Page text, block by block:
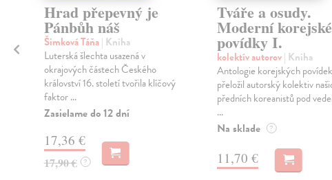
Hrad přepevný je
Pánbůh náš
Šimková Táňa| Kniha
Luterská šlechta usazená v
okrajových částech Českého
království 16. století tvořila klíčový
faktor ...
Zasielame do 12 dní
17,36 €
17,90 € ?
Tváře a osudy.
Moderní korejské
povídky I.
kolektív autorov| Kniha
Antologie korejských
přeložil autorský kolektiv
předních koreanistů pod
...
Na sklade ?
11,70 €